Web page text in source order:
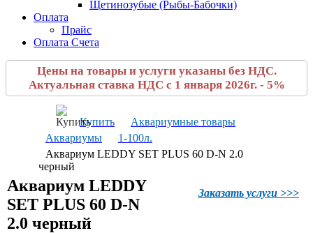
Щетинозубые (Рыбы-Бабочки)
Оплата
Прайс
Оплата Счета
Цены на товары и услуги указаны без НДС.
Актуальная ставка НДС с 1 января 2026г. - 5%
Купить
Аквариумные товары
Аквариумы
1-100л.
Аквариум LEDDY SET PLUS 60 D-N 2.0
черный
Заказать услуги >>>
Аквариум LEDDY
SET PLUS 60 D-N
2.0 черный